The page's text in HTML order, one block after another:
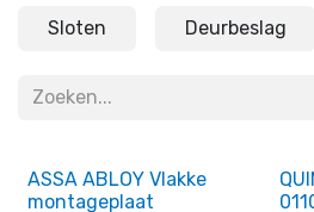
Sloten Deurbeslag
ASSA ABLOY Vlakke
montageplaat